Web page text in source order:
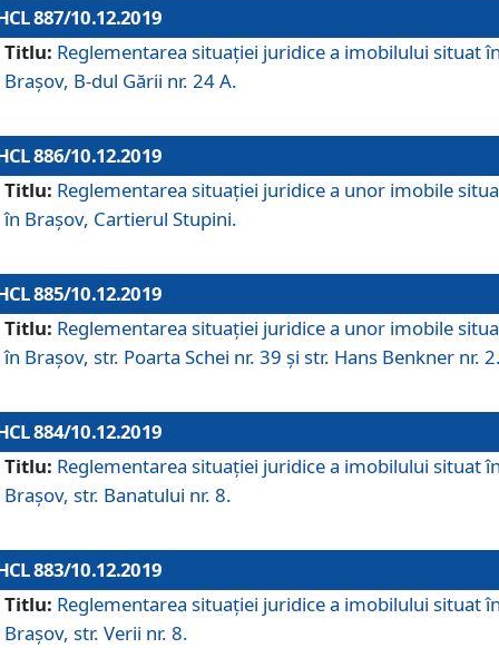
887/10.12.2019
Titlu: Reglementarea situației juridice a imobilului situat
Brașov, B-dul Gării nr. 24 A.
886/10.12.2019
Titlu: Reglementarea situaţiei juridice a unor imobile
în Braşov, Cartierul Stupini.
885/10.12.2019
Titlu: Reglementarea situației juridice a unor imobile
în Brașov, str. Poarta Schei nr. 39 și str. Hans Benkner nr.
884/10.12.2019
Titlu: Reglementarea situației juridice a imobilului situat
Brașov, str. Banatului nr. 8.
883/10.12.2019
Titlu: Reglementarea situației juridice a imobilului situat
Brașov, str. Verii nr. 8.